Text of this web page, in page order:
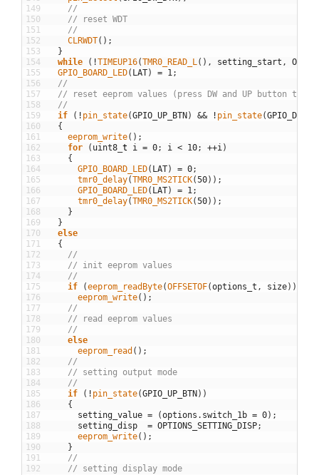
149
150
151
152
153
154
155
156
157
158
159
160
161
162
163
164
165
166
167
168
169
170
171
172
173
174
175
176
177
178
179
180
181
182
183
184
185
186
187
188
189
190
191
192
//
// reset WDT
//
CLRWDT( ) ;
}
while
( !TIMEUP16(TMR0_READ_L ( ) , setting_start ,
GPIO_BOARD_LED( LAT) = 1 ;
//
// reset eeprom values (press DW and UP button to
//
if
( ! pin_state(GPIO_UP_BTN) && ! pin_state(
{
eeprom_write( ) ;
for
( uint8 t i = 0; i < 10; ++i )
{
GPIO_BOARD_LED( LAT) = 0;
tmr0_delay(TMR0_MS2TICK(50) ) ;
GPIO_BOARD_LED( LAT) = 1 ;
tmr0_delay(TMR0_MS2TICK(50) ) ;
}
}
else
{
//
// init eeprom values
//
if
(eeprom_readByte(OFFSETOF(options_t , size) )
eeprom_write( ) ;
//
// read eeprom values
//
else
eeprom_read ( ) ;
//
// setting output mode
//
if
( ! pin_state(GPIO_UP_BTN) )
{
setting_value = (options . switch_1b = 0) ;
setting_disp
= OPTIONS_SETTING_DISP;
eeprom_write( ) ;
}
//
// setting display mode